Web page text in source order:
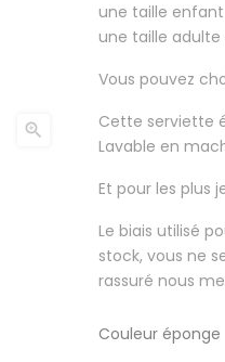

une taille
une taille adulte
Vous pouvez
Cette serviette
Lavable en
Et pour les plus
Le biais utilisé
stock, vous ne
rassuré nous
Couleur éponge